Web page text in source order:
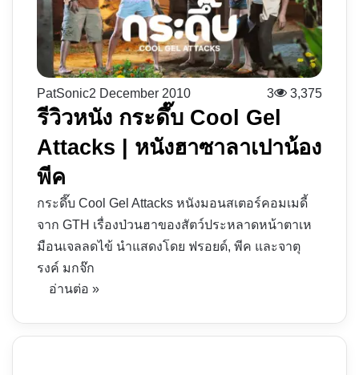
PatSonic2 December 2010 3 3,375
รีวิวหนัง กระดึ๊บ Cool Gel
Attacks | หนังฮาซาลาเปาน้อง
พีค
กระดึ๊บ Cool Gel Attacks หนังมอนสเตอร์คอมเมดี้
จาก GTH เรื่องป่วนฮาของสัตว์ประหลาดหน้าตาเห
มือนเจลลดไข้ นำแสดงโดย ฟรอยด์, พีค และจาตุ
รงค์ มกจ๊ก
อ่านต่อ »